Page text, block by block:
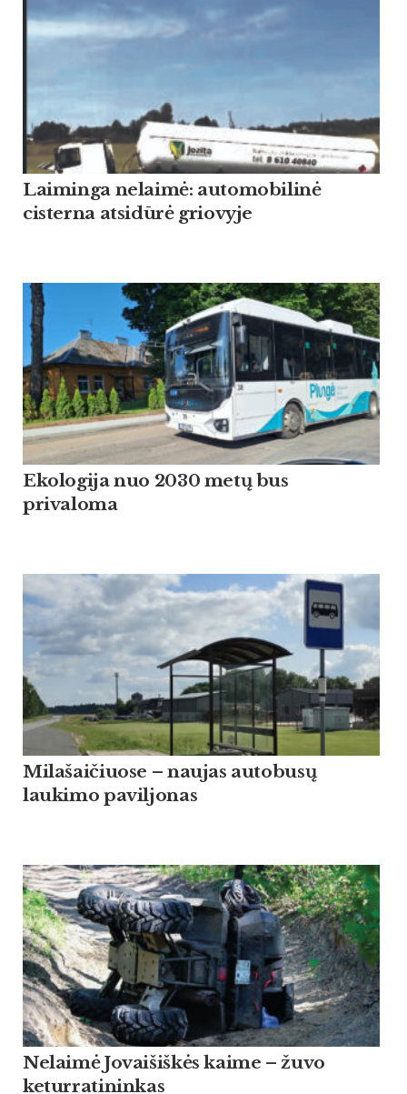
Laiminga nelaimė: automobilinė
cisterna atsidūrė griovyje
Ekologija nuo 2030 metų bus
privaloma
Milašaičiuose – naujas autobusų
laukimo paviljonas
Nelaimė Jovaišiškės kaime – žuvo
keturratininkas